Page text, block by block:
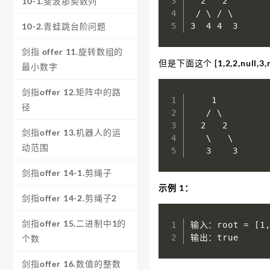
/ \ / \
3  4 4  3
但是下面这个
1
/ \
2   2
\   \
3    3
示例 1：
输入：root =
输出：true
10-2.青蛙跳台阶问题
剑指 offer 11.旋转数组的
最小数字
剑指offer 12.矩阵中的路
径
剑指offer 13.机器人的运
动范围
剑指offer 14-1.剪绳子
剑指offer 14-2.剪绳子2
剑指offer 15.二进制中1的
个数
剑指offer 16.数值的整数